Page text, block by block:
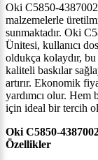
Oki C5850-
malzemelerle
sunmaktadır. Oki
Ünitesi, kullanıcı
oldukça kolaydır,
kaliteli baskılar
artırır. Ekonomik
yardımcı olur. Hem
için ideal bir tercih
Oki C5850-
Özellikler